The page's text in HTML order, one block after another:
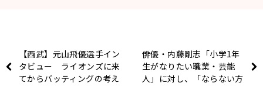
【西武】元山飛優選手イン
タビュー ライオンズに来
てからバッティングの考え
俳優・内藤剛志「小学1年
生がなりたい職業・芸能
人」に対し、「ならない方